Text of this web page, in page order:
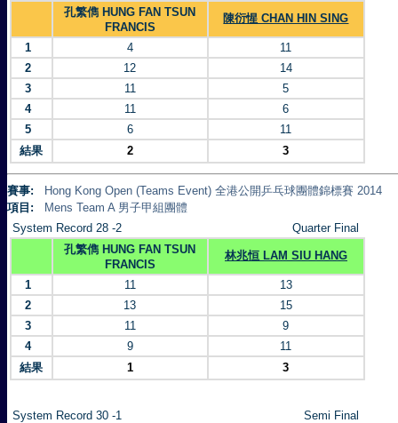
孔繁儁 HUNG FAN TSUN
FRANCIS
陳衍惺 CHAN HIN SING
1 4
11
2
12
14
3
11
5
4
11
6
5
6
11
結果
2 3
賽事:
Hong Kong Open (Teams Event) 全港公開乒乓球團體錦標賽 2014
項目:
Mens Team A 男子甲組團體
System Record 28 -2
Quarter Final
孔繁儁 HUNG FAN TSUN
FRANCIS
林兆恒 LAM SIU HANG
1 11
13
2
13
15
3
11
9
4
9
11
結果
1 3
System Record 30 -1 Semi Final